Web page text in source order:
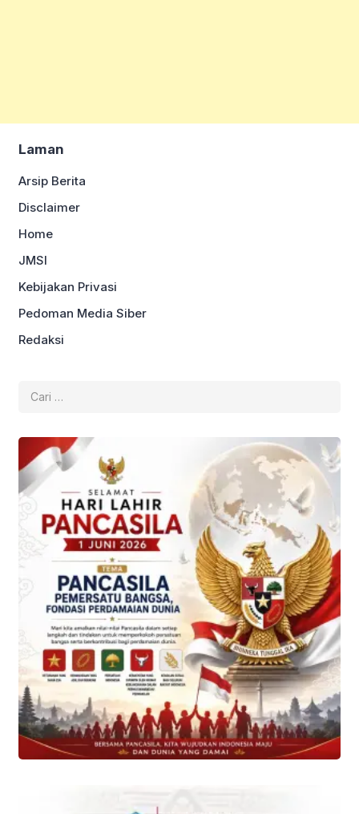
Laman
Arsip Berita
Disclaimer
Home
JMSI
Kebijakan Privasi
Pedoman Media Siber
Redaksi
untuk: